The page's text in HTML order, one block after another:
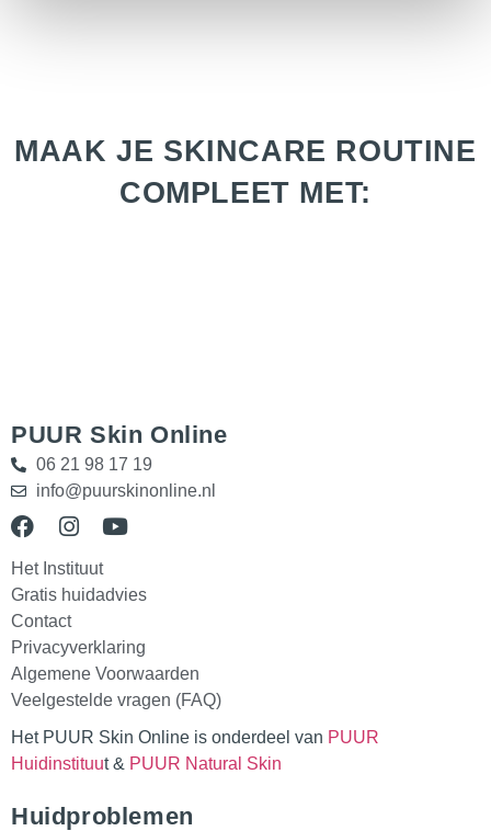
MAAK JE SKINCARE ROUTINE
COMPLEET MET:
PUUR Skin Online
06 21 98 17 19
info@puurskinonline.nl
Het Instituut
Gratis huidadvies
Contact
Privacyverklaring
Algemene Voorwaarden
Veelgestelde vragen (FAQ)
Het PUUR Skin Online is onderdeel van PUUR
Huidinstituut & PUUR Natural Skin
Huidproblemen